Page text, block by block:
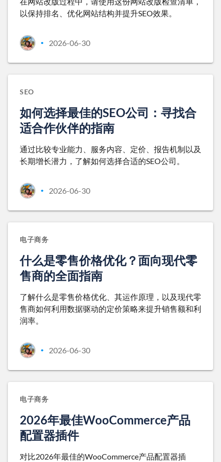
以保持排名、优化网站结构并提升SEO效果。
• 2026-06-30
SEO
如何选择最佳的SEO公司：寻找合
适合作伙伴的指南
通过比较专业能力、服务内容、定价、报告机制以及
长期增长潜力，了解如何选择合适的SEO公司。
• 2026-06-30
电子商务
什么是零售价格优化？面向现代零
售商的全面指南
了解什么是零售价格优化、其运作原理，以及现代零
售商如何利用数据驱动的定价策略来提升销售额和利
润率。
• 2026-06-30
电子商务
2026年最佳WooCommerce产品
配置器插件
对比2026年最佳的WooCommerce产品配置器插